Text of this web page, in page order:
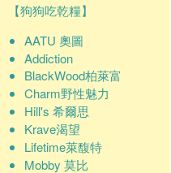
【狗狗吃乾糧】
AATU 奧圖
Addiction
BlackWood柏萊富
Charm野性魅力
Hill's 希爾思
Krave渴望
Lifetime萊馥特
Mobby 莫比